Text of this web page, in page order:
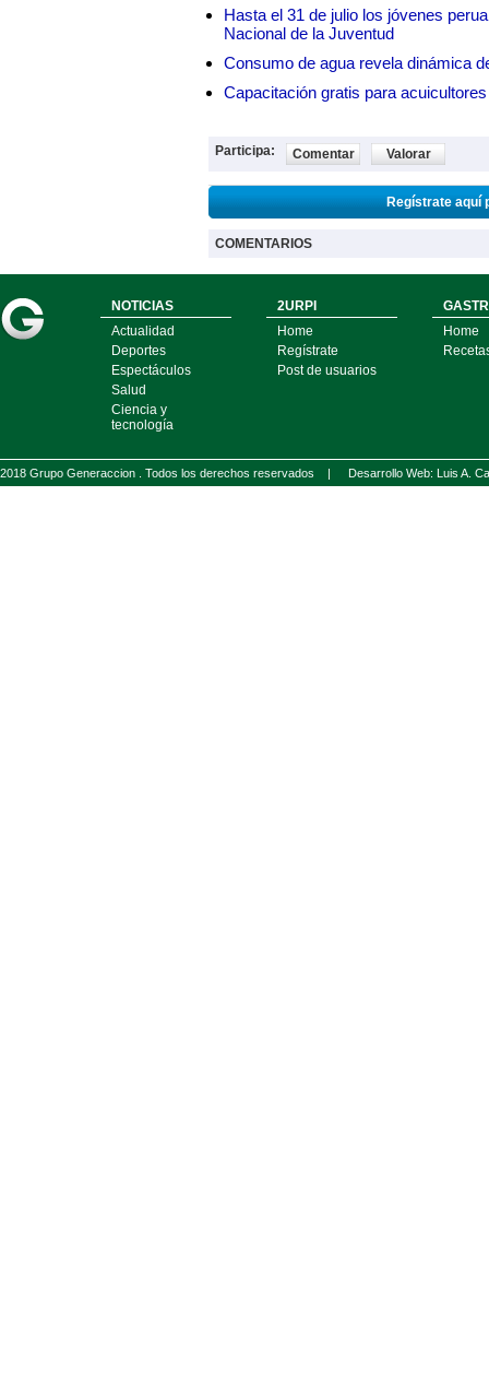
Hasta el 31 de julio los jóvenes
Nacional de la Juventud
Consumo de agua revela dinámica
Capacitación gratis para
Participa: Comentar Valorar
Regístrate aquí
COMENTARIOS
NOTICIAS
Actualidad
Deportes
Espectáculos
Salud
Ciencia y
tecnología
2URPI
Home
Regístrate
Post de usuarios
Home
2018 Grupo Generaccion . Todos los derechos reservados | Desarrollo Web: Luis